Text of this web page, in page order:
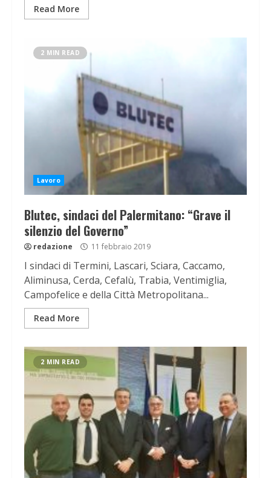
Read More
2 MIN READ
Lavoro
Blutec, sindaci del Palermitano: “Grave il
silenzio del Governo”
redazione 11 febbraio 2019
I sindaci di Termini, Lascari, Sciara, Caccamo,
Aliminusa, Cerda, Cefalù, Trabia, Ventimiglia,
Campofelice e della Città Metropolitana...
Read More
2 MIN READ